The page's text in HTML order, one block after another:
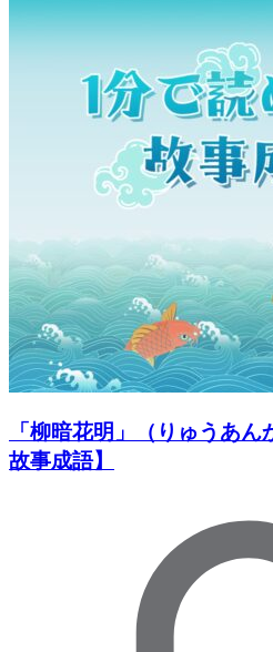
「柳暗花明」（りゅうあ
故事成語】